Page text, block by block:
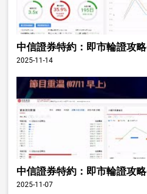
中信證券特約：即市輪證攻
2025-11-14
中信證券特約：即市輪證攻
2025-11-07